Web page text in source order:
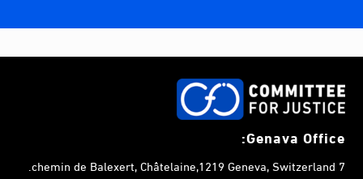
Genava Office:
7 chemin de Balexert, Châtelaine,1219 Geneva, Switzerland.